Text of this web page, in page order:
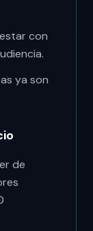
con
ya son
de